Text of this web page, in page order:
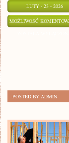
LUTY - 23 - 2026
MOŻLIWOŚĆ
POSTED BY ADMIN